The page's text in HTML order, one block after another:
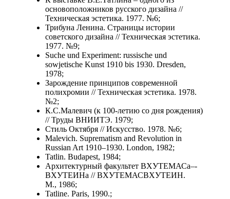
основоположников русского дизайна //
Техническая эстетика. 1977. №6;
Трибуна Ленина. Страницы истории
советского дизайна // Техническая эстетика.
1977. №9;
Suche und Experiment: russische und
sowjetische Kunst 1910 bis 1930. Dresden,
1978;
Зарождение принципов современной
полихромии // Техническая эстетика. 1978.
№2;
К.С.Малевич (к 100-летию со дня рождения)
// Труды ВНИИТЭ. 1979;
Стиль Октября // Искусство. 1978. №6;
Malevich. Suprematism and Revolution in
Russian Art 1910–1930. London, 1982;
Tatlin. Budapest, 1984;
Архитектурный факультет ВХУТЕМАСа–­
ВХУТЕИНа // ВХУТЕМАС­ВХУТЕИН.
М., 1986;
Tatline. Paris, 1990.;